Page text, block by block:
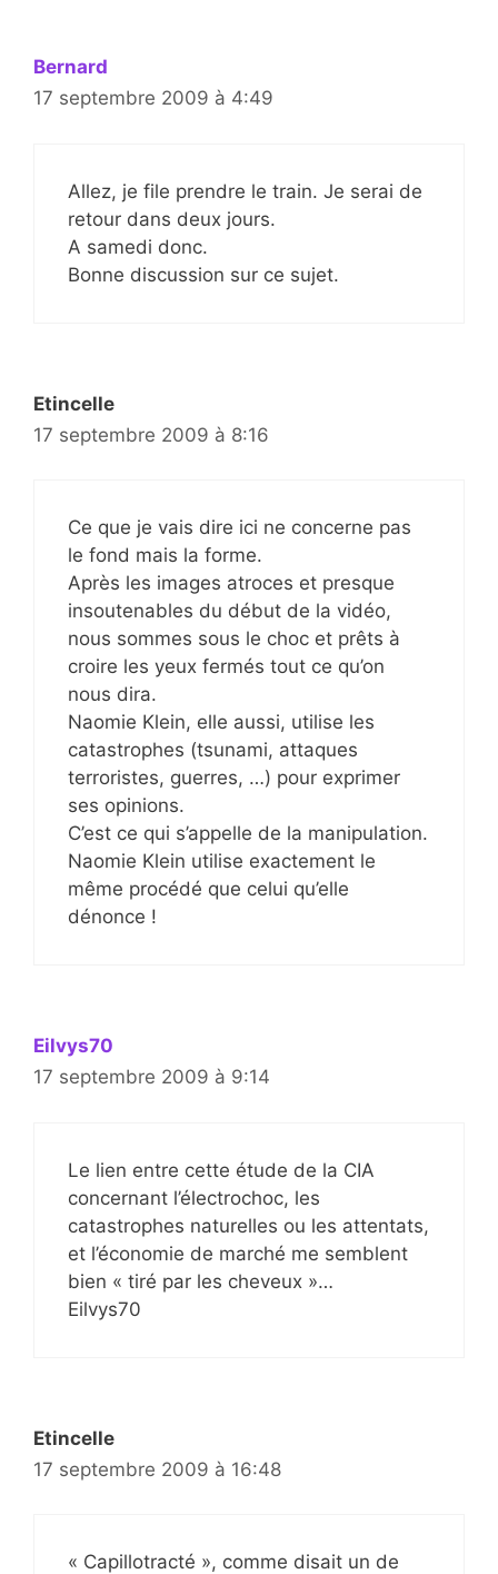
Bernard
17 septembre 2009 à 4:49
Allez, je file prendre le train. Je serai de
retour dans deux jours.
A samedi donc.
Bonne discussion sur ce sujet.
Etincelle
17 septembre 2009 à 8:16
Ce que je vais dire ici ne concerne pas
le fond mais la forme.
Après les images atroces et presque
insoutenables du début de la vidéo,
nous sommes sous le choc et prêts à
croire les yeux fermés tout ce qu’on
nous dira.
Naomie Klein, elle aussi, utilise les
catastrophes (tsunami, attaques
terroristes, guerres, …) pour exprimer
ses opinions.
C’est ce qui s’appelle de la manipulation.
Naomie Klein utilise exactement le
même procédé que celui qu’elle
dénonce !
Eilvys70
17 septembre 2009 à 9:14
Le lien entre cette étude de la CIA
concernant l’électrochoc, les
catastrophes naturelles ou les attentats,
et l’économie de marché me semblent
bien « tiré par les cheveux »…
Eilvys70
Etincelle
17 septembre 2009 à 16:48
« Capillotracté », comme disait un de